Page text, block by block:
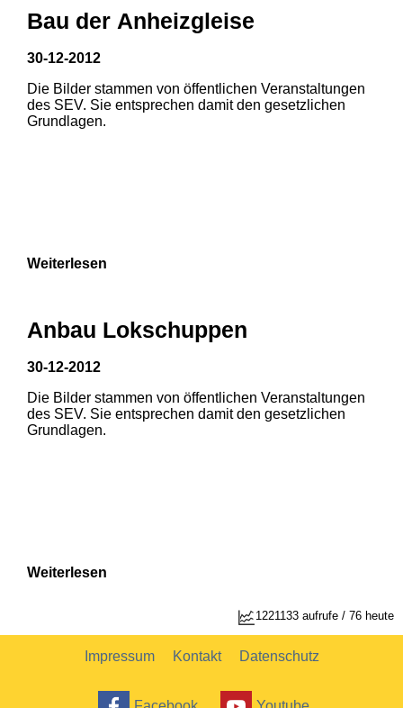
1 2 3
1 2
2
Bau der Anheizgleise
30-12-2012
Die Bilder stammen von öffentlichen Veranstaltungen
des SEV. Sie entsprechen damit den gesetzlichen
Grundlagen.
Weiterlesen
Anbau Lokschuppen
30-12-2012
Die Bilder stammen von öffentlichen Veranstaltungen
des SEV. Sie entsprechen damit den gesetzlichen
Grundlagen.
Weiterlesen
1221133 aufrufe / 76 heute
Impressum Kontakt Datenschutz